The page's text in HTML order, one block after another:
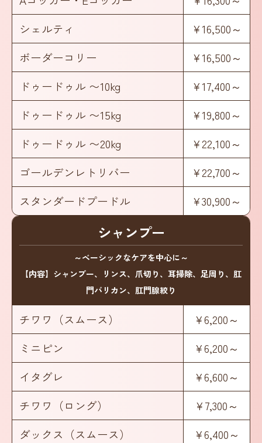
シェルティ
¥16,500～
ボーダーコリー
¥16,500～
ドゥードゥル 〜10kg
¥17,400～
ドゥードゥル 〜15kg
¥19,800～
ドゥードゥル 〜20kg
¥22,100～
ゴールデンレトリバー
¥22,700～
スタンダードプードル
¥30,900～
シャンプー
～ベーシックなケアを中心に～
【内容】シャンプー、リンス、爪切り、耳掃除、足周り、肛
門バリカン、肛門腺絞り
チワワ（スムース）
¥6,200～
ミニピン
¥6,200～
イタグレ
¥6,600～
チワワ（ロング）
¥7,300～
ダックス（スムース）
¥6,400～